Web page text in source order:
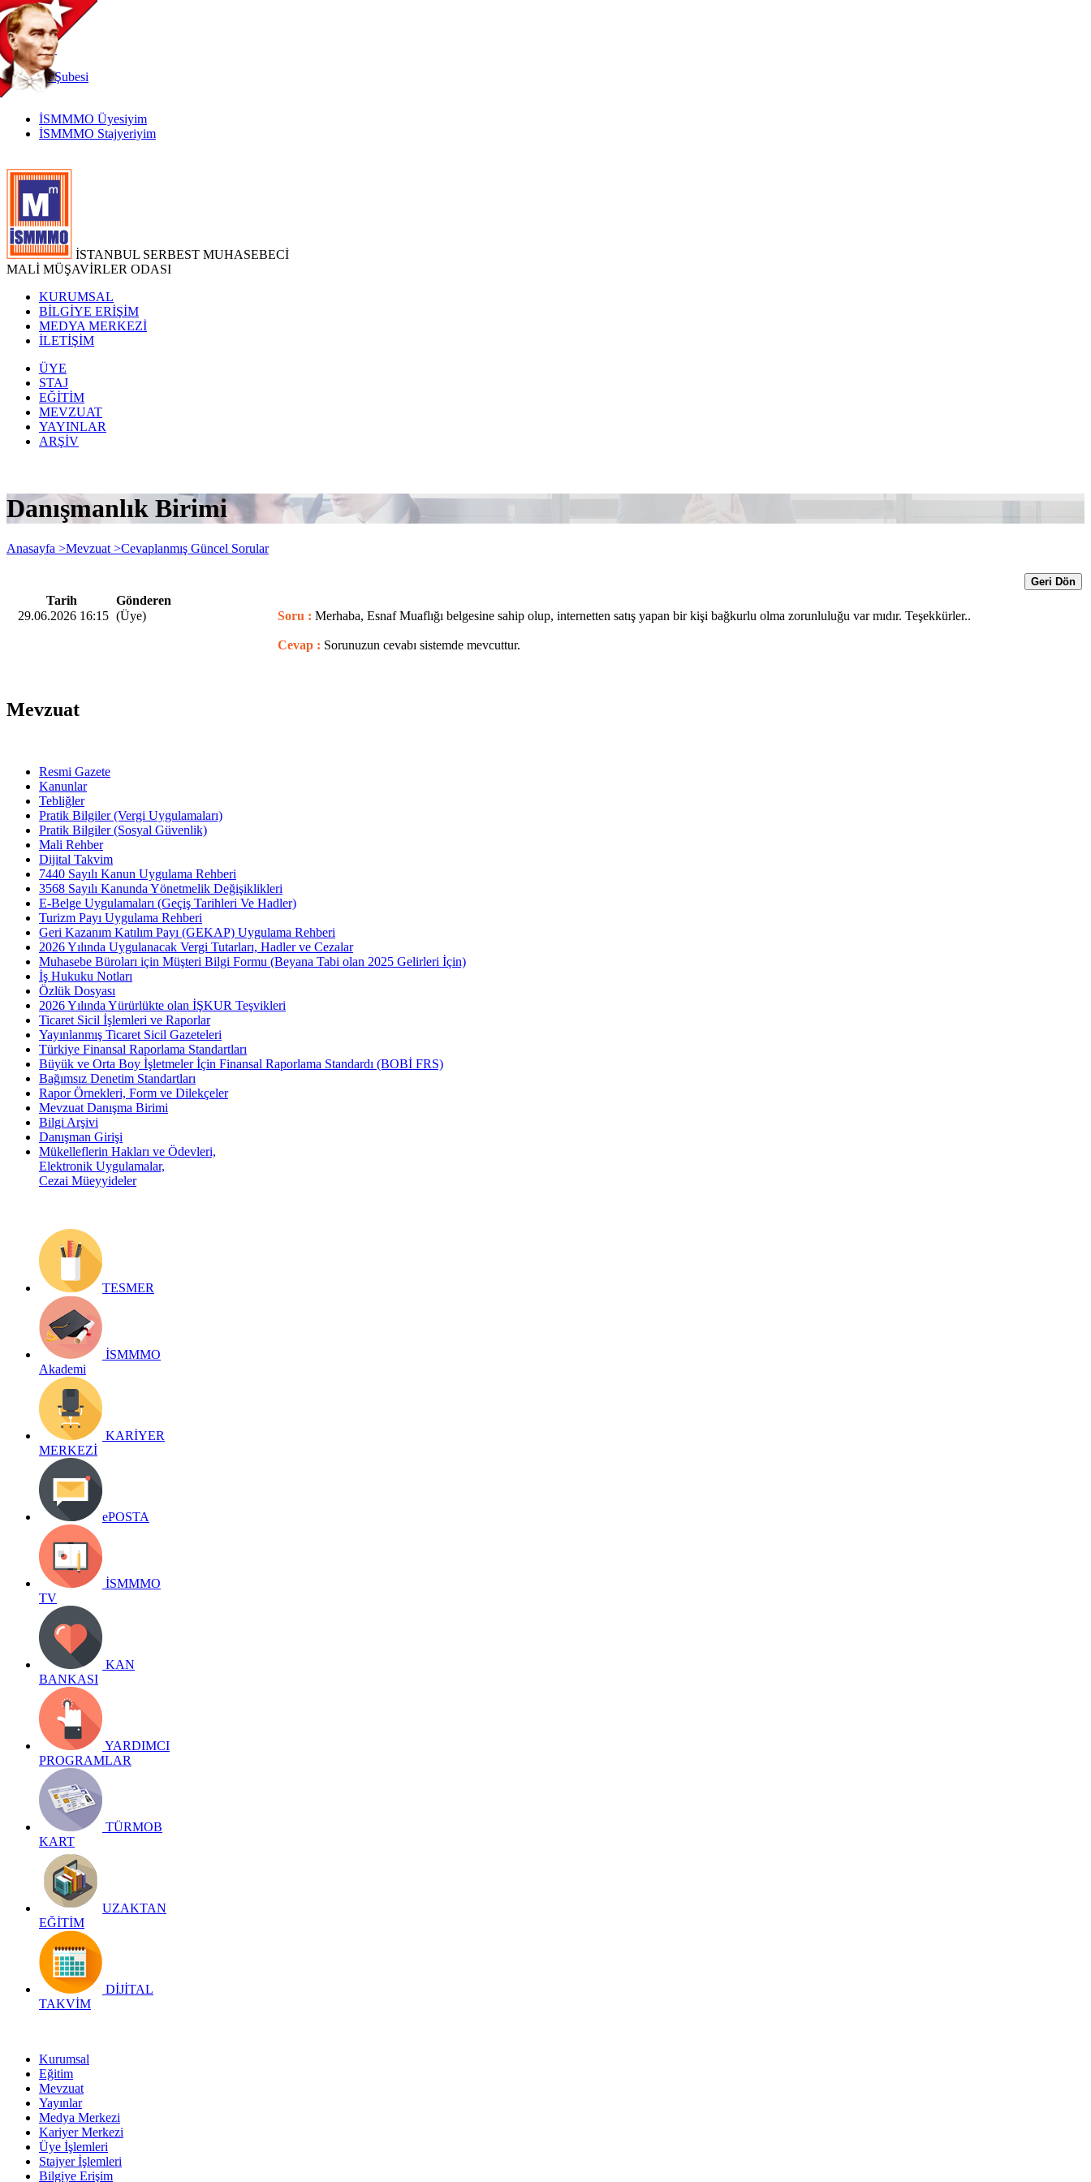
TR
|
EN
İnternetŞubesi
İSMMMO Üyesiyim
İSMMMO Stajyeriyim
İSTANBUL SERBEST MUHASEBECİ
MALİ MÜŞAVİRLER ODASI
KURUMSAL
BİLGİYE ERİŞİM
MEDYA MERKEZİ
İLETİŞİM
ÜYE
STAJ
EĞİTİM
MEVZUAT
YAYINLAR
ARŞİV
Danışmanlık Birimi
Anasayfa >Mevzuat >Cevaplanmış Güncel Sorular
Geri Dön
Tarih
Gönderen
29.06.2026 16:15 (Üye) Soru : Merhaba, Esnaf Muaflığı belgesine sahip olup, internetten satış yapan bir kişi bağkurlu olma zorunluluğu var mıdır. Teşekkürler..
Cevap : Sorunuzun cevabı sistemde mevcuttur.
Mevzuat
Resmi Gazete
Kanunlar
Tebliğler
Pratik Bilgiler (Vergi Uygulamaları)
Pratik Bilgiler (Sosyal Güvenlik)
Mali Rehber
Dijital Takvim
7440 Sayılı Kanun Uygulama Rehberi
3568 Sayılı Kanunda Yönetmelik Değişiklikleri
E-Belge Uygulamaları (Geçiş Tarihleri Ve Hadler)
Turizm Payı Uygulama Rehberi
Geri Kazanım Katılım Payı (GEKAP) Uygulama Rehberi
2026 Yılında Uygulanacak Vergi Tutarları, Hadler ve Cezalar
Muhasebe Büroları için Müşteri Bilgi Formu (Beyana Tabi olan 2025 Gelirleri İçin)
İş Hukuku Notları
Özlük Dosyası
2026 Yılında Yürürlükte olan İŞKUR Teşvikleri
Ticaret Sicil İşlemleri ve Raporlar
Yayınlanmış Ticaret Sicil Gazeteleri
Türkiye Finansal Raporlama Standartları
Büyük ve Orta Boy İşletmeler İçin Finansal Raporlama Standardı (BOBİ FRS)
Bağımsız Denetim Standartları
Rapor Örnekleri, Form ve Dilekçeler
Mevzuat Danışma Birimi
Bilgi Arşivi
Danışman Girişi
Mükelleflerin Hakları ve Ödevleri,
Elektronik Uygulamalar,
Cezai Müeyyideler
TESMER
İSMMMO
Akademi
KARİYER
MERKEZİ
ePOSTA
İSMMMO
TV
KAN
BANKASI
YARDIMCI
PROGRAMLAR
TÜRMOB
KART
UZAKTAN
EĞİTİM
DİJİTAL
TAKVİM
Kurumsal
Eğitim
Mevzuat
Yayınlar
Medya Merkezi
Kariyer Merkezi
Üye İşlemleri
Stajyer İşlemleri
Bilgiye Erişim